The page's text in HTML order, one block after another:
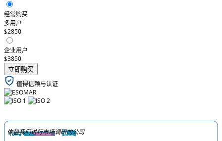
经常购买
多用户
$2850
企业用户
$3850
立即购买
值得信赖与认证
依赖我们进行市场调研的公司